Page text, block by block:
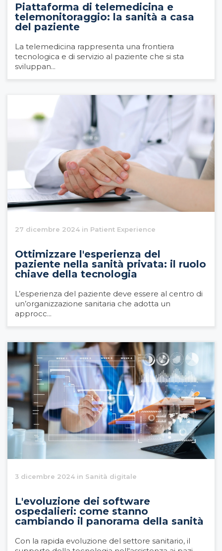
Piattaforma di telemedicina e
telemonitoraggio: la sanità a casa
del paziente
La telemedicina rappresenta una frontiera
tecnologica e di servizio al paziente che si sta
sviluppan...
27 dicembre 2024 in Patient Experience
Ottimizzare l'esperienza del
paziente nella sanità privata: il ruolo
chiave della tecnologia
L’esperienza del paziente deve essere al centro di
un’organizzazione sanitaria che adotta un
approcc...
3 dicembre 2024 in Sanità digitale
L'evoluzione dei software
ospedalieri: come stanno
cambiando il panorama della sanità
Con la rapida evoluzione del settore sanitario, il